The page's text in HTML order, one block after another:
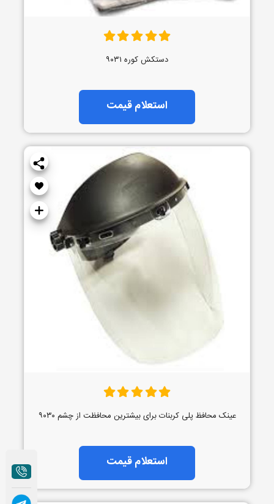
دستکش کوره ۹۰۳۱
استعلام قیمت
عینک محافظ پلی کربنات برای بیشترین محافظت از چشم ۹۰۳۰
استعلام قیمت